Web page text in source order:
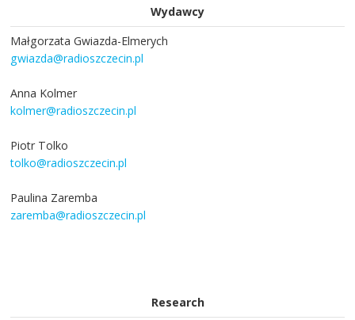
Wydawcy
Małgorzata Gwiazda-Elmerych
gwiazda@radioszczecin.pl
Anna Kolmer
kolmer@radioszczecin.pl
Piotr Tolko
tolko@radioszczecin.pl
Paulina Zaremba
zaremba@radioszczecin.pl
Research